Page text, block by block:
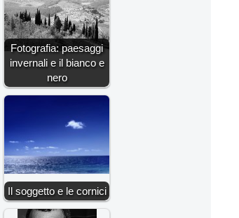
Fotografia: paesaggi
invernali e il bianco e
nero
Il soggetto e le cornici